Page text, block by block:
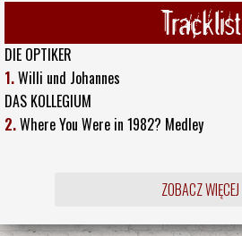
Tracklist
DIE OPTIKER
1.Willi und Johannes
DAS KOLLEGIUM
2.Where You Were in 1982? Medley
ZOBACZ WIĘCEJ